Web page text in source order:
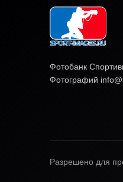
Фотобанк
Фотографий
Разрешено для